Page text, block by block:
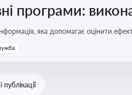
програми:
яка допомагає оцінити
публікації